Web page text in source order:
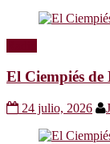
El Ciempiés
24 julio, 2026